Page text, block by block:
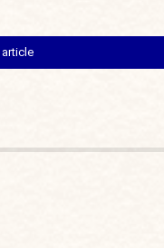
article